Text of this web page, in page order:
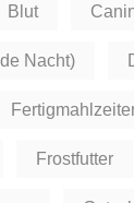
Blut
Nacht)
Frostfutter